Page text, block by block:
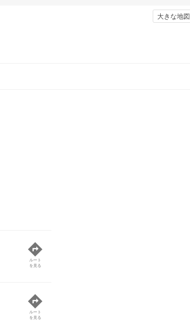
大きな地図
ルート
を見る
ルート
を見る